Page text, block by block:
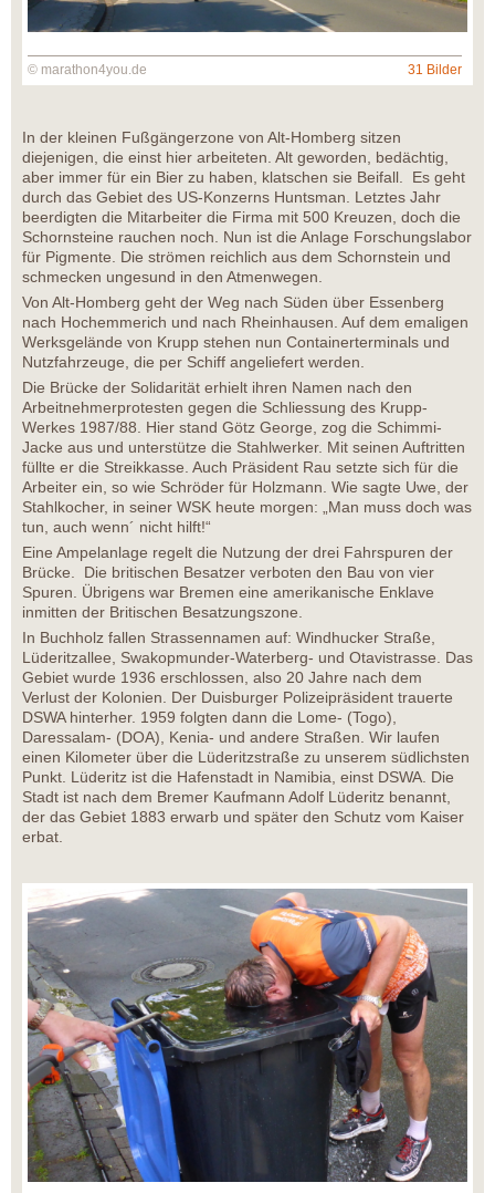
© marathon4you.de 31 Bilder
In der kleinen Fußgängerzone von Alt-Homberg sitzen
diejenigen, die einst hier arbeiteten. Alt geworden, bedächtig,
aber immer für ein Bier zu haben, klatschen sie Beifall. Es geht
durch das Gebiet des US-Konzerns Huntsman. Letztes Jahr
beerdigten die Mitarbeiter die Firma mit 500 Kreuzen, doch die
Schornsteine rauchen noch. Nun ist die Anlage Forschungslabor
für Pigmente. Die strömen reichlich aus dem Schornstein und
schmecken ungesund in den Atmenwegen.
Von Alt-Homberg geht der Weg nach Süden über Essenberg
nach Hochemmerich und nach Rheinhausen. Auf dem emaligen
Werksgelände von Krupp stehen nun Containerterminals und
Nutzfahrzeuge, die per Schiff angeliefert werden.
Die Brücke der Solidarität erhielt ihren Namen nach den
Arbeitnehmerprotesten gegen die Schliessung des Krupp-
Werkes 1987/88. Hier stand Götz George, zog die Schimmi-
Jacke aus und unterstütze die Stahlwerker. Mit seinen Auftritten
füllte er die Streikkasse. Auch Präsident Rau setzte sich für die
Arbeiter ein, so wie Schröder für Holzmann. Wie sagte Uwe, der
Stahlkocher, in seiner WSK heute morgen: „Man muss doch was
tun, auch wenn´ nicht hilft!“
Eine Ampelanlage regelt die Nutzung der drei Fahrspuren der
Brücke. Die britischen Besatzer verboten den Bau von vier
Spuren. Übrigens war Bremen eine amerikanische Enklave
inmitten der Britischen Besatzungszone.
In Buchholz fallen Strassennamen auf: Windhucker Straße,
Lüderitzallee, Swakopmunder-Waterberg- und Otavistrasse. Das
Gebiet wurde 1936 erschlossen, also 20 Jahre nach dem
Verlust der Kolonien. Der Duisburger Polizeipräsident trauerte
DSWA hinterher. 1959 folgten dann die Lome- (Togo),
Daressalam- (DOA), Kenia- und andere Straßen. Wir laufen
einen Kilometer über die Lüderitzstraße zu unserem südlichsten
Punkt. Lüderitz ist die Hafenstadt in Namibia, einst DSWA. Die
Stadt ist nach dem Bremer Kaufmann Adolf Lüderitz benannt,
der das Gebiet 1883 erwarb und später den Schutz vom Kaiser
erbat.